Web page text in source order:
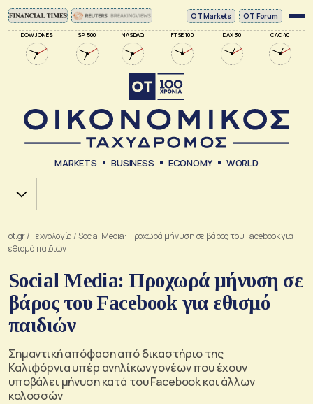
DOW JONES SP 500 NASDAQ FTSE 100 DAX 30 CAC 40
ΟΤ Markets OT Forum
MARKETS BUSINESS ECONOMY WORLD
Χ.Α.
ot.gr/Τεχνολογία / Social Media: Προχωρά μήνυση σε βάρος του Facebook για
εθισμό παιδιών
Social Media: Προχωρά μήνυση σε
βάρος του Facebook για εθισμό
παιδιών
Σημαντική απόφαση από δικαστήριο της
Καλιφόρνια υπέρ ανηλίκων γονέων που έχουν
υποβάλει μήνυση κατά του Facebook και άλλων
κολοσσών